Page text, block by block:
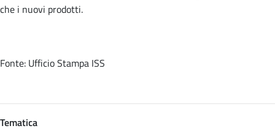
che i nuovi prodotti.
Fonte: Ufficio Stampa ISS
Tematica